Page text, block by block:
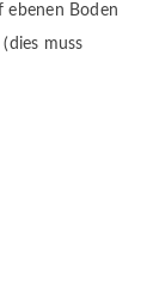
ebenen Boden
muss